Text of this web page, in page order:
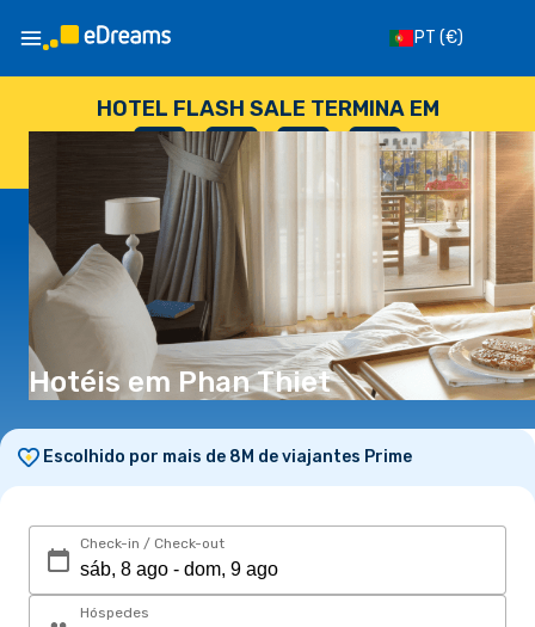
PT (€)
HOTEL FLASH SALE TERMINA EM
--
DIAS
: --
HORAS
: --
SEGUNDOS
Hotéis em Phan Thiet
Escolhido por mais de 8M de viajantes Prime
Check-in / Check-out
Hóspedes